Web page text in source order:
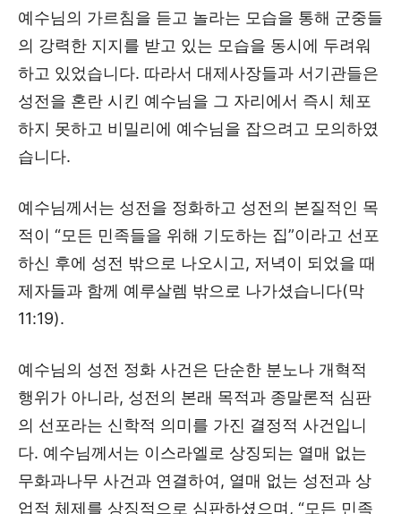
예수님의 가르침을 듣고 놀라는 모습을 통해 군중들
의 강력한 지지를 받고 있는 모습을 동시에 두려워
하고 있었습니다. 따라서 대제사장들과 서기관들은
성전을 혼란 시킨 예수님을 그 자리에서 즉시 체포
하지 못하고 비밀리에 예수님을 잡으려고 모의하였
습니다.
예수님께서는 성전을 정화하고 성전의 본질적인 목
적이 “모든 민족들을 위해 기도하는 집”이라고 선포
하신 후에 성전 밖으로 나오시고, 저녁이 되었을 때
제자들과 함께 예루살렘 밖으로 나가셨습니다(막
11:19).
예수님의 성전 정화 사건은 단순한 분노나 개혁적
행위가 아니라, 성전의 본래 목적과 종말론적 심판
의 선포라는 신학적 의미를 가진 결정적 사건입니
다. 예수님께서는 이스라엘로 상징되는 열매 없는
무화과나무 사건과 연결하여, 열매 없는 성전과 상
업적 체제를 상징적으로 심판하셨으며, “모든 민족